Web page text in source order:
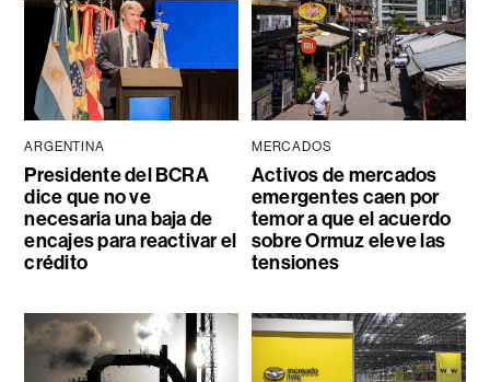
ARGENTINA
Presidente del BCRA
dice que no ve
necesaria una baja de
encajes para reactivar el
crédito
MERCADOS
Activos de mercados
emergentes caen por
temor a que el acuerdo
sobre Ormuz eleve las
tensiones